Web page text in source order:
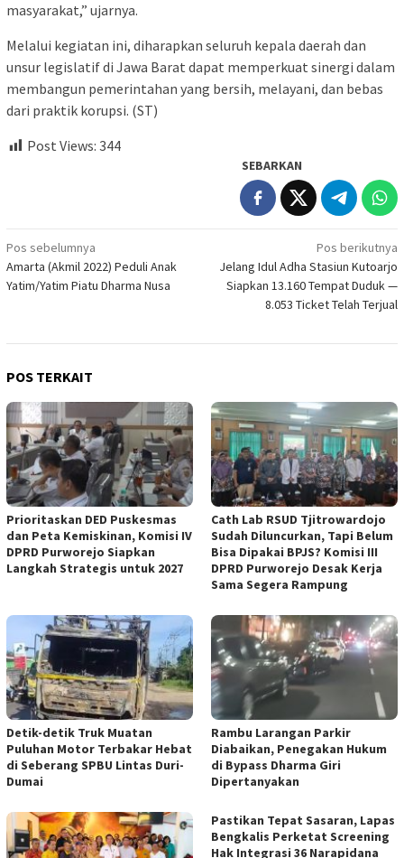
masyarakat,” ujarnya.
Melalui kegiatan ini, diharapkan seluruh kepala daerah dan
unsur legislatif di Jawa Barat dapat memperkuat sinergi dalam
membangun pemerintahan yang bersih, melayani, dan bebas
dari praktik korupsi. (ST)
Post Views: 344
SEBARKAN
Navigasi
pos
Pos sebelumnya
Amarta (Akmil 2022) Peduli Anak
Yatim/Yatim Piatu Dharma Nusa
Pos berikutnya
Jelang Idul Adha Stasiun Kutoarjo
Siapkan 13.160 Tempat Duduk —
8.053 Ticket Telah Terjual
POS TERKAIT
‎Prioritaskan DED Puskesmas
dan Peta Kemiskinan, Komisi IV
DPRD Purworejo Siapkan
Langkah Strategis untuk 2027 ‎
‎Cath Lab RSUD Tjitrowardojo
Sudah Diluncurkan, Tapi Belum
Bisa Dipakai BPJS? Komisi III
DPRD Purworejo Desak Kerja
Sama Segera Rampung
Detik-detik Truk Muatan
Puluhan Motor Terbakar Hebat
di Seberang SPBU Lintas Duri-
Dumai
Rambu Larangan Parkir
Diabaikan, Penegakan Hukum
di Bypass Dharma Giri
Dipertanyakan
Pastikan Tepat Sasaran, Lapas
Bengkalis Perketat Screening
Hak Integrasi 36 Narapidana